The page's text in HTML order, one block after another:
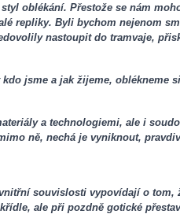
oblékání. Přestože se nám
repliky. Byli bychom nejenom
nastoupit do tramvaje,
jsme a jak žijeme, oblékneme
a technologiemi, ale i
ně, nechá je vyniknout,
souvislosti vypovídají o tom,
ale při pozdně gotické